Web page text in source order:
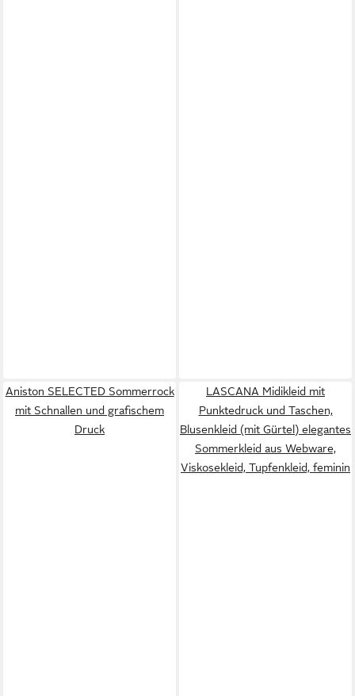
Aniston SELECTED Sommerrock
mit Schnallen und grafischem
Druck
LASCANA Midikleid mit
Punktedruck und Taschen,
Blusenkleid (mit Gürtel) elegantes
Sommerkleid aus Webware,
Viskosekleid, Tupfenkleid, feminin